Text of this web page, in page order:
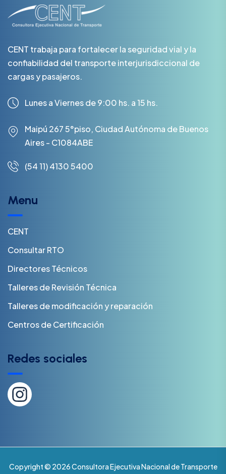
CENT trabaja para fortalecer la seguridad vial y la
confiabilidad del transporte interjurisdiccional de
cargas y pasajeros.
Lunes a Viernes de 9:00 hs. a 15 hs.
Maipú 267 5°piso, Ciudad Autónoma de Buenos
Aires - C1084ABE
(54 11) 4130 5400
Menu
CENT
Consultar RTO
Directores Técnicos
Talleres de Revisión Técnica
Talleres de modificación y reparación
Centros de Certificación
Redes sociales
Copyright © 2026 Consultora Ejecutiva Nacional de Transporte